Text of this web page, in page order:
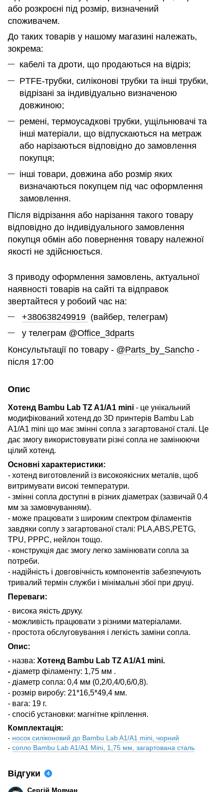
або розкроєні під розмір, визначений
споживачем.
До таких товарів у нашому магазині належать,
зокрема:
кабелі та дроти, що продаються на відріз;
PTFE-трубки, силіконові трубки та інші трубки,
відрізані за індивідуально визначеною
довжиною;
ремені, термоусадкові трубки, ущільнювачі та
інші матеріали, що відпускаються на метраж
або нарізаються відповідно до замовлення
покупця;
інші товари, довжина або розмір яких
визначаються покупцем під час оформлення
замовлення.
Після відрізання або нарізання такого товару
відповідно до індивідуального замовлення
покупця обмін або повернення товару належної
якості не здійснюється.
З приводу оформлення замовлень, актуальної
наявності товарів на сайті та відправок
звертайтеся у робоий час на:
+380638249919 (вайбер, телеграм)
у телеграм @Office_3dparts
Консультьтації по товару - @Parts_by_Sancho -
після 17:00
Опис
Хотенд Bambu Lab TZ A1/A1 mini - це унікальний
модифікований хотенд до 3D принтерів Bambu Lab
A1/A1 mini що має змінні сопла з загартованої сталі. Це
дає змогу використовувати різні сопла не замінюючи
цілий хотенд.
Основні характеристики:
- хотенд виготовлений із високоякісних металів, щоб
витримувати високі температури.
- змінні сопла доступні в різних діаметрах (зазвичай 0.4
мм за замовчуванням).
- може працювати з широким спектром філаментів
завдяки соплу з загартованої сталі: PLA,ABS,PETG,
TPU, PPPC, нейлон тощо.
- конструкція дає змогу легко замінювати сопла за
потреби.
- надійність і довговічність компонентів забезпечують
тривалий термін служби і мінімальні збої при друці.
Переваги:
- висока якість друку.
- можливість працювати з різними матеріалами.
- простота обслуговування і легкість заміни сопла.
Опис:
- назва: Хотенд Bambu Lab TZ A1/A1 mini.
- діаметр філаменту: 1,75 мм .
- діаметр сопла: 0,4 мм (0,2/0,4/0,6/0,8).
- розмір виробу: 21*16,5*49,4 мм.
- вага: 19 г.
- спосіб установки: магнітне кріплення.
Комплектація:
- носок силіконовий до Bambu Lab A1/A1 mini, чорний
- сопло Bambu Lab A1/A1 Mini, 1,75 мм, загартована сталь
Відгуки 4
Сергій Мовчан